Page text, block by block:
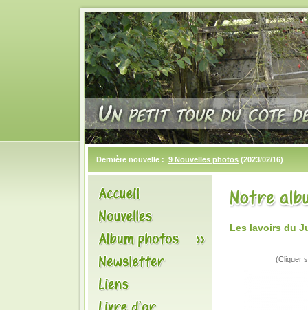
Dernière nouvelle : 9 Nouvelles photos (2023/02/16)
Les lavoirs du
(Cliquer